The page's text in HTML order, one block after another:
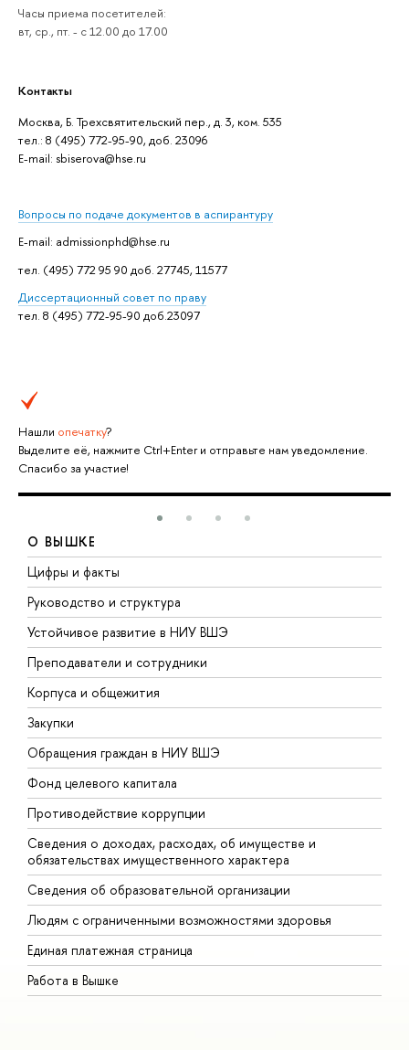
Часы приема посетителей:
вт, ср., пт. - с 12.00 до 17.00
Контакты
Москва, Б. Трехсвятительский пер., д. 3, ком. 535
тел.: 8 (495) 772-95-90, доб. 23096
Е-mail: sbiserova@hse.ru
Вопросы по подаче документов в аспирантуру
E-mail: admissionphd@hse.ru
тел. (495) 772 95 90 доб. 27745, 11577
Дисcертационный совет по праву
тел. 8 (495) 772-95-90 доб.23097
Нашли опечатку?
Выделите её, нажмите Ctrl+Enter и отправьте нам уведомление.
Спасибо за участие!
О ВЫШКЕ
Цифры и факты
Руководство и структура
Устойчивое развитие в НИУ ВШЭ
Преподаватели и сотрудники
Корпуса и общежития
Закупки
Обращения граждан в НИУ ВШЭ
Фонд целевого капитала
Противодействие коррупции
Сведения о доходах, расходах, об имуществе и
обязательствах имущественного характера
Сведения об образовательной организации
Людям с ограниченными возможностями здоровья
Единая платежная страница
Работа в Вышке